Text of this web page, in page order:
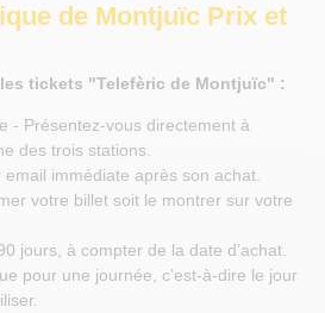
de Montjuïc Prix et
tickets "Telefèric de Montjuïc" :
- Présentez-vous directement à
des trois stations.
immédiate après son achat.
votre billet soit le montrer sur votre
jours, à compter de la date d’achat.
pour une journée, c’est-à-dire le jour